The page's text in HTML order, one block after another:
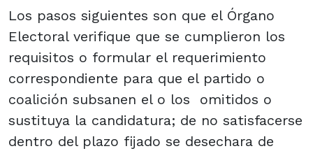
Los pasos siguientes son que el Órgano
Electoral verifique que se cumplieron los
requisitos o formular el requerimiento
correspondiente para que el partido o
coalición subsanen el o los omitidos o
sustituya la candidatura; de no satisfacerse
dentro del plazo fijado se desechara de